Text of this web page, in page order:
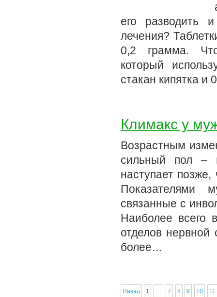
его разводить
лечения?
0,2 грамма.
который
стакан кипятка и
Климакс у
Возрастным
сильный пол –
наступает
Показателями
связанные с
Наиболее всего
отделов
более…
Назад 1 … 7 8 9 10 11